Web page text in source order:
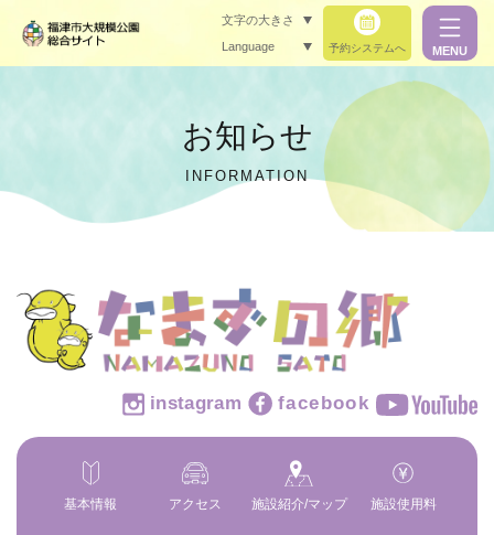
文字の大きさ
Language 予約システムへ MENU
お知らせ
INFORMATION
instagram facebook
基本情報 アクセス 施設紹介/マップ 施設使用料